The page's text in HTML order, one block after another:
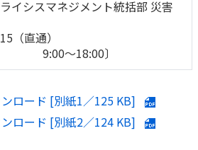
イシスマネジメント統括部 災害
（直通）
9:00～18:00〕
ロード [別紙1／125 KB]
ロード [別紙2／124 KB]